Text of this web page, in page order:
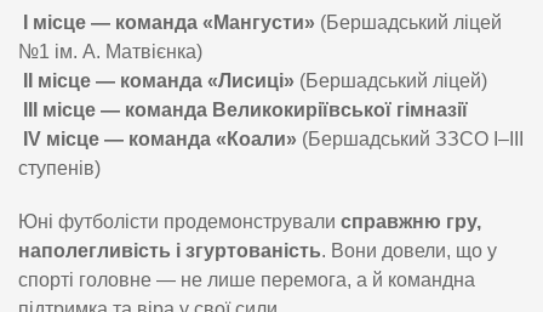
І місце — команда «Мангусти» (Бершадський ліцей
№1 ім. А. Матвієнка)
ІІ місце — команда «Лисиці» (Бершадський ліцей)
ІІІ місце — команда Великокиріївської гімназії
IV місце — команда «Коали» (Бершадський ЗЗСО І–ІІІ
ступенів)
Юні футболісти продемонстрували справжню гру,
наполегливість і згуртованість. Вони довели, що у
спорті головне — не лише перемога, а й командна